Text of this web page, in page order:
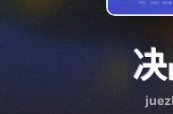
gt 0"}